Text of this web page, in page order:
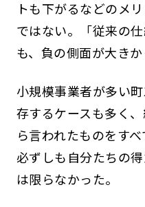
トも下がるなどのメ
ではない。「従来の
も、負の側面が大き
小規模事業者が多い
存するケースも多く
ら言われたものをすべ
必ずしも自分たちの
は限らなかった。